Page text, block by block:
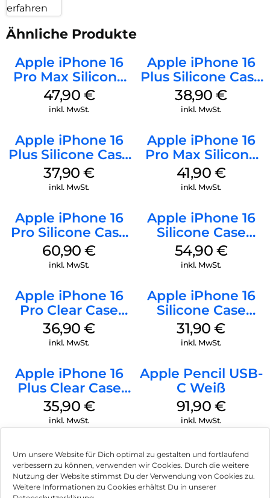
Um unsere Website für Dich optimal zu gestalten und fortlaufend
verbessern zu können, verwenden wir Cookies. Durch die weitere
Nutzung der Website stimmst Du der Verwendung von Cookies zu.
Weitere Informationen zu Cookies erhältst Du in unserer
erfahren
Ähnliche Produkte
Apple iPhone 16
Pro Max Silicone
Case MagSafe
Black
47,90 €
inkl. MwSt.
Apple iPhone 16
Plus Silicone Case
MagSafe Denim
38,90€
inkl. MwSt.
Apple iPhone 16
Plus Silicone Case
MagSafe Lake
Green
37,90€
inkl. MwSt.
Apple iPhone 16
Pro Max Silicone
Case MagSafe
Ultramarine
41,90 €
inkl. MwSt.
Apple iPhone 16
Pro Silicone Case
MagSafe Stone
Gray
60,90€
inkl. MwSt.
Apple iPhone 16
Silicone Case
MagSafe Lake
Green
54,90 €
inkl. MwSt.
Apple iPhone 16
Pro Clear Case
MagSafe
Transparent
36,90€
inkl. MwSt.
Apple iPhone 16
Silicone Case
MagSafe Fuchsia
31,90€
inkl. MwSt.
Apple iPhone 16
Plus Clear Case
MagSafe
Transparent
35,90 €
inkl. MwSt.
Apple Pencil USB-
C Weiß
91,90 €
inkl. MwSt.
Impressum